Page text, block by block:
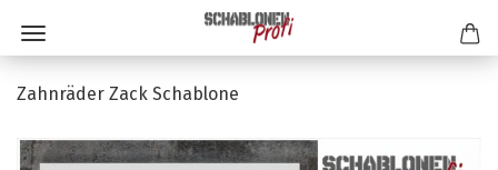
Zahnräder Zack Schablone